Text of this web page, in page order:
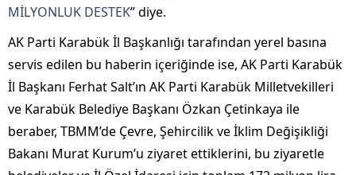
MİLYONLUK DESTEK” diye.
AK Parti Karabük İl Başkanlığı tarafından yerel basına
servis edilen bu haberin içeriğinde ise, AK Parti Karabük
İl Başkanı Ferhat Salt’ın AK Parti Karabük Milletvekilleri
ve Karabük Belediye Başkanı Özkan Çetinkaya ile
beraber, TBMM’de Çevre, Şehircilik ve İklim Değişikliği
Bakanı Murat Kurum’u ziyaret ettiklerini, bu ziyaretle